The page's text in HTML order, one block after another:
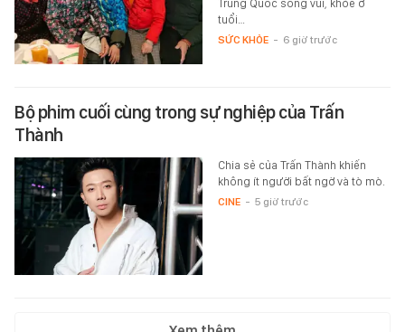
Trung Quốc sống vui, khỏe ở
tuổi…
SỨC KHỎE - 6 giờ trước
Bộ phim cuối cùng trong sự nghiệp của Trấn
Thành
Chia sẻ của Trấn Thành khiến
không ít người bất ngờ và tò mò.
CINE - 5 giờ trước